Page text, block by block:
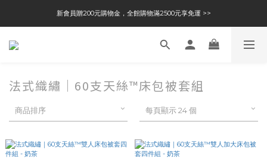
新會員贈200元購物金，全館購物滿2500元享免運 >>
法式織繡｜60支天絲™床包被套組
商品排序 每頁顯示 24 個